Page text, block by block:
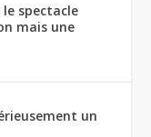
spectacle
mais une
un